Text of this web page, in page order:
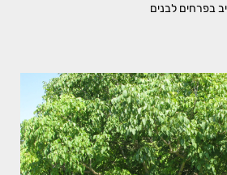
בפרחים לבנים